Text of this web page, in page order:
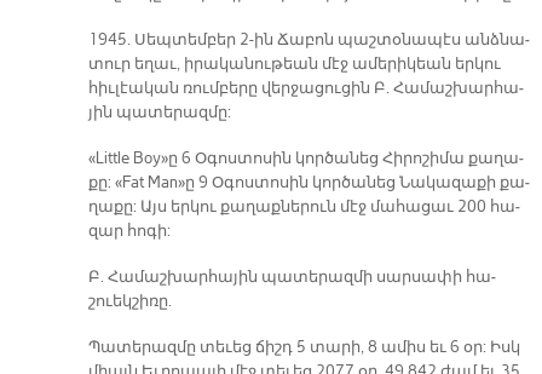
1945. Սեպ­տեմ­բեր 2-ին Ճա­բոն պաշ­տօ­նա­պէս անձ­նա­
տուր ե­ղաւ, ի­րա­կա­նու­թեան մէջ ա­մե­րի­կեան եր­կու
հիւ­լէա­կան ռում­բե­րը վեր­ջա­ցու­ցին Բ. Հա­մաշ­խար­հա­
յին պա­տե­րազ­մը:
«Little Boy»ը 6 Օ­գոս­տո­սին կոր­ծա­նեց Հի­րո­շի­մա քա­ղա­
քը: «Fat Man»ը 9 Օ­գոս­տո­սին կոր­ծա­նեց Նա­կա­զա­քի քա­
ղա­քը: Այս եր­կու քա­ղաք­նե­րուն մէջ մա­հա­ցաւ 200 հա­
զար հո­գի:
Բ. Հա­մաշ­խար­հա­յին պա­տե­րազ­մի սար­սա­փի հա­
շուեկ­շի­ռը.
Պա­տե­րազ­մը տե­ւեց ճիշդ 5 տա­րի, 8 ա­միս եւ 6 օր: Իսկ